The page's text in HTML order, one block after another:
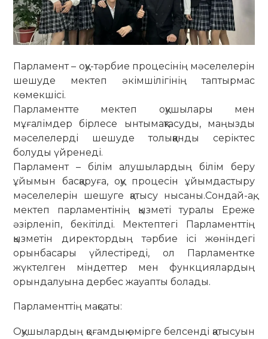
Парламент – оқу-тәрбие процесінің мәселелерін
шешуде мектеп әкімшілігінің таптырмас
көмекшісі.
Парламентте мектеп оқушылары мен
мұғалімдер бірлесе ынтымақтасуды, маңызды
мәселелерді шешуде толыққанды серіктес
болуды үйренеді.
Парламент – білім алушылардың білім беру
ұйымын басқаруға, оқу процесін ұйымдастыру
мәселелерін шешуге қатысу нысаны.Сондай-ақ,
мектеп парламентінің қызметі туралы Ереже
әзірленіп, бекітілді. Мектептегі Парламенттің
қызметін директордың тәрбие ісі жөніндегі
орынбасары үйлестіреді, ол Парламентке
жүктелген міндеттер мен функциялардың
орындалуына дербес жауапты болады.
Парламенттің мақсаты:
Оқушылардың қоғамдық өмірге белсенді қатысуын